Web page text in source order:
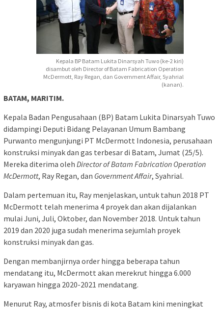
Kepala BP Batam Lukita Dinarsyah Tuwo (ke-2 kiri)
disambut oleh Director of Batam Fabrication Operation
McDermott, Ray Regan, dan Government Affair, Syahrial
(kanan).
BATAM, MARITIM.
Kepala Badan Pengusahaan (BP) Batam Lukita Dinarsyah Tuwo
didampingi Deputi Bidang Pelayanan Umum Bambang
Purwanto mengunjungi PT McDermott Indonesia, perusahaan
konstruksi minyak dan gas terbesar di Batam, Jumat (25/5).
Mereka diterima oleh Director of Batam Fabrication Operation
McDermott, Ray Regan, dan Government Affair, Syahrial.
Dalam pertemuan itu, Ray menjelaskan, untuk tahun 2018 PT
McDermott telah menerima 4 proyek dan akan dijalankan
mulai Juni, Juli, Oktober, dan November 2018. Untuk tahun
2019 dan 2020 juga sudah menerima sejumlah proyek
konstruksi minyak dan gas.
Dengan membanjirnya order hingga beberapa tahun
mendatang itu, McDermott akan merekrut hingga 6.000
karyawan hingga 2020-2021 mendatang.
Menurut Ray, atmosfer bisnis di kota Batam kini meningkat